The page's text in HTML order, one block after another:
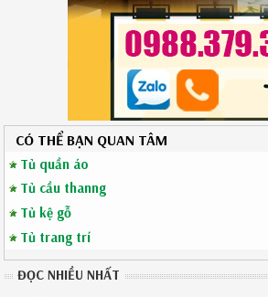
CÓ THỂ BẠN QUAN TÂM
Tủ quần áo
Tủ cầu thanng
Tủ kệ gỗ
Tủ trang trí
ĐỌC NHIỀU NHẤT